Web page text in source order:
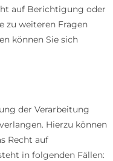
auf Berichtigung oder
zu weiteren Fragen
können Sie sich
der Verarbeitung
Hierzu können
Recht auf
in folgenden Fällen: